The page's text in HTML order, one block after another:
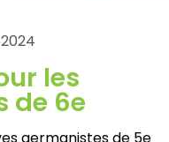
les
de 6e